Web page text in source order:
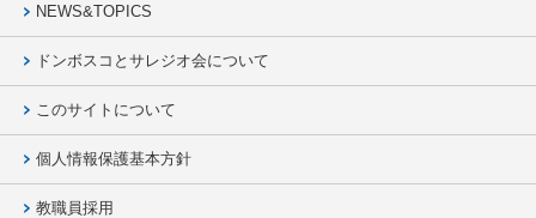
NEWS&TOPICS
ドンボスコとサレジオ会について
このサイトについて
個人情報保護基本方針
教職員採用